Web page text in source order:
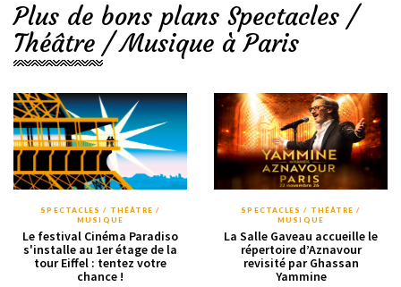
Plus de bons plans Spectacles /
Théâtre / Musique à Paris
SPECTACLES / THÉÂTRE /
MUSIQUE
Le festival Cinéma Paradiso
s'installe au 1er étage de la
tour Eiffel : tentez votre
chance !
SPECTACLES / THÉÂTRE /
MUSIQUE
La Salle Gaveau accueille le
répertoire d’Aznavour
revisité par Ghassan
Yammine